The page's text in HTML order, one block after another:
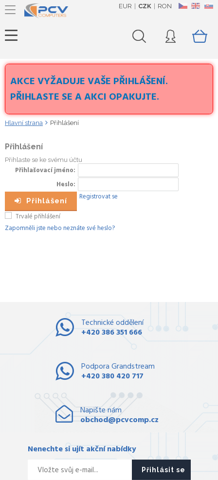
CZ EN SK
EUR CZK RON
AKCE VYŽADUJE VAŠE PŘIHLÁŠENÍ.
PŘIHLASTE SE A AKCI OPAKUJTE.
Hlavní strana Přihlášení
Přihlášení
Přihlaste se ke svému účtu
Přihlašovací jméno
Heslo
Přihlášení
Registrovat se
Trvalé přihlášení
Zapomněli jste nebo neznáte své heslo?
Technické oddělení
+420 386 351 666
Podpora Grandstream
+420 380 420 717
Napište nám
obchod@pcvcomp.cz
Nenechte si ujít akční nabídky
Přihlásit se